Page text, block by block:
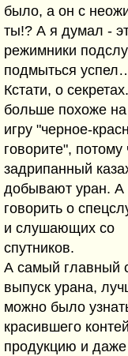
было, а он с
ты!? А я думал -
режимники
подмыться
Кстати, о
больше похоже на
игру "черное-
говорите",
задрипанный
добывают уран. А
говорить о
и слушающих со
спутников.
А самый главный
выпуск урана,
можно было
красившего
продукцию и